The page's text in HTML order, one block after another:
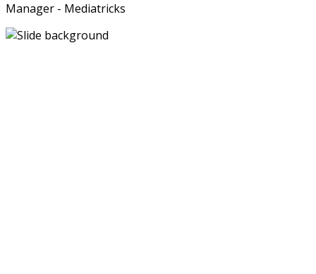
Manager - Mediatricks